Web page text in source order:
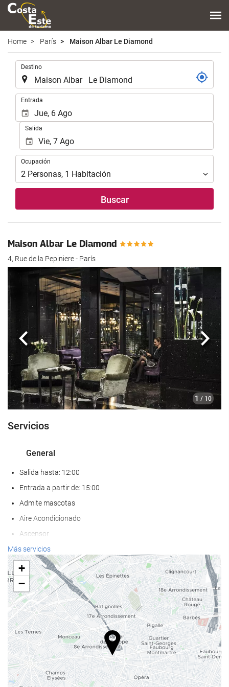
Home París Maison Albar Le Diamond
Destino
Entrada
Salida
Ocupación
Ocupación
2 Personas, 1 Habitación
Buscar
Maison Albar Le Diamond
4, Rue de la Pepiniere - París
1 / 10
Anterior
Servicios
General
Salida hasta: 12:00
Entrada a partir de: 15:00
Admite mascotas
Aire Acondicionado
Ascensor
Adaptado para personas con movilidad reducida
Habitaciones No fumadores
Zona de fumadores
Bienestar
Spa
Bañera de hidromasaje
Sauna
Servicio de masaje
Más servicios
+
−